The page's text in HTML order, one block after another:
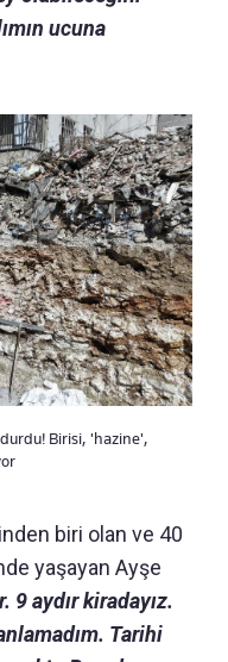
ucuna
durdu! Birisi, 'hazine',
biri olan ve 40
yaşayan Ayşe
9 aydır kiradayız.
Tarihi